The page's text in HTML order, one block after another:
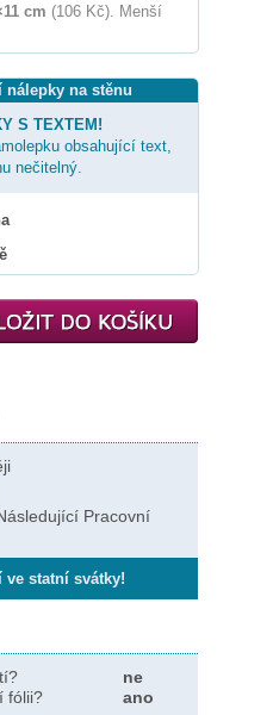
cm (106 Kč). Menší
na stěnu
S TEXTEM!
obsahující text,
nečitelný.
Pracovní
ve statní svátky!
ne
fólii?
ano